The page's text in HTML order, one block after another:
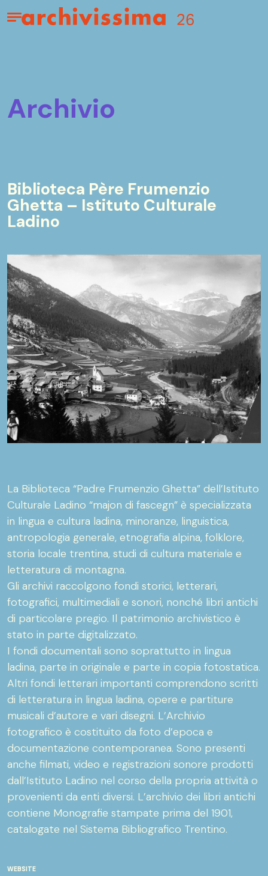
Home page
Apri il menu
archivio
Biblioteca Père Frumenzio
Ghetta – Istituto Culturale
Ladino
WEBSITE
La Biblioteca “Padre Frumenzio Ghetta” dell’Istituto
Culturale Ladino “majon di fascegn” è specializzata
in lingua e cultura ladina, minoranze, linguistica,
antropologia generale, etnografia alpina, folklore,
storia locale trentina, studi di cultura materiale e
letteratura di montagna.
Gli archivi raccolgono fondi storici, letterari,
fotografici, multimediali e sonori, nonché libri antichi
di particolare pregio. Il patrimonio archivistico è
stato in parte digitalizzato.
I fondi documentali sono soprattutto in lingua
ladina, parte in originale e parte in copia fotostatica.
Altri fondi letterari importanti comprendono scritti
di letteratura in lingua ladina, opere e partiture
musicali d’autore e vari disegni. L’Archivio
fotografico è costituito da foto d’epoca e
documentazione contemporanea. Sono presenti
anche filmati, video e registrazioni sonore prodotti
dall’Istituto Ladino nel corso della propria attività o
provenienti da enti diversi. L’archivio dei libri antichi
contiene Monografie stampate prima del 1901,
catalogate nel Sistema Bibliografico Trentino.